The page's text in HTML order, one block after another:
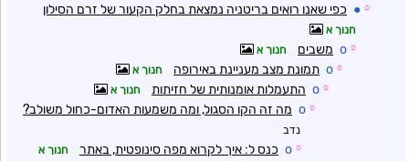
☼
● כפי שאנו רואים בריטניה נמצאת בחלק הקעור של זרם הסילון
חנוך א
☼
o משבים חנוך א
☼
o תמונת מצב מעניינת באירופה חנוך א
☼
o התעמלות אומנותית של חזיתות חנוך א
☼
o מה זה הקו הסגול, ומה משמעות האדום-כחול משולב?
נדב
☼
o כנס ל: איך לקרוא מפה סינופטית, באתר חנוך א